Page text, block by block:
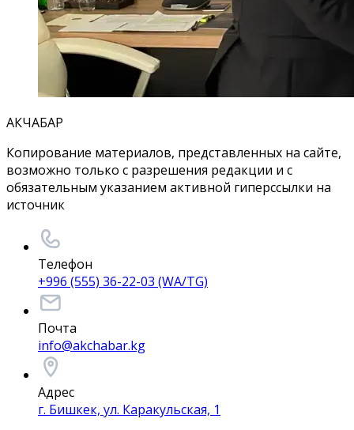
АКЧАБАР
Копирование материалов, представленных на сайте,
возможно только с разрешения редакции и с
обязательным указанием активной гиперссылки на
источник
Телефон
+996 (555) 36-22-03 (WA/TG)
Почта
info@akchabar.kg
Адрес
г. Бишкек, ул. Каракульская, 1